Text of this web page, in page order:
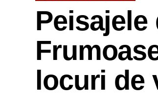
Peisajele
locuri de